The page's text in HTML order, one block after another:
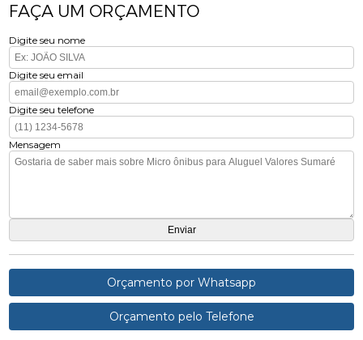
FAÇA UM ORÇAMENTO
Digite seu nome
Digite seu email
Digite seu telefone
Mensagem
Orçamento por Whatsapp
Orçamento pelo Telefone